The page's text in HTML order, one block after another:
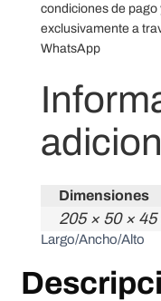
condiciones de
exclusivamente a
WhatsApp
Dimensiones
205 × 50 × 45
Largo/Ancho/Alto